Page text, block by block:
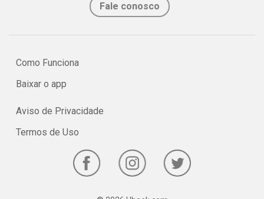
Fale conosco
Como Funciona
Baixar o app
Aviso de Privacidade
Termos de Uso